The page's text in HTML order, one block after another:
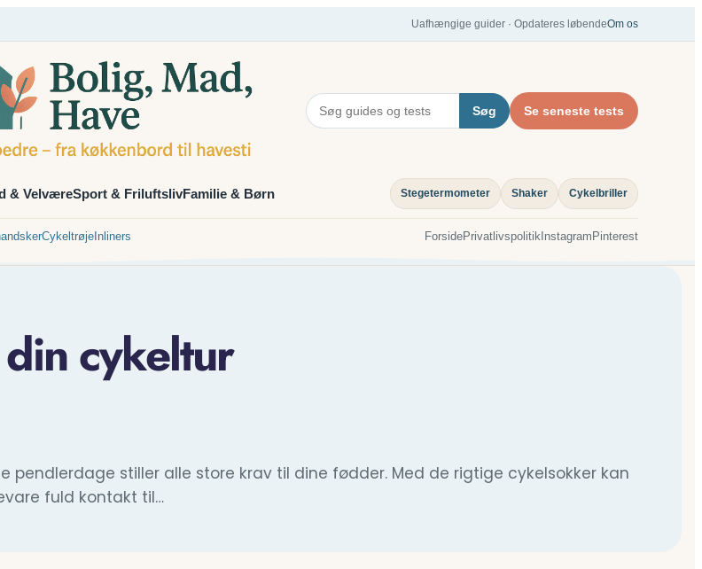
Uafhængige guider · Opdateres løbendeOm os
Søg Se seneste tests
& VelværeSport & FriluftslivFamilie & Børn Stegetermometer Shaker Cykelbriller
Cykeltrøje Inliners ForsidePrivatlivspolitik Instagram Pinterest
cykeltur
stiller alle store krav til dine fødder. Med de rigtige cykelsokker kan
fuld kontakt til…